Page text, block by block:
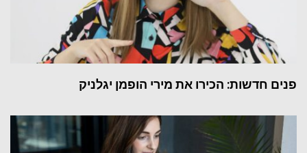
פנים חדשות: הכירו את מירי הופמן יגלניק